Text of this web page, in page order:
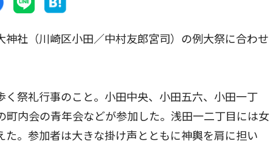
社（川崎区小田／中村友郎宮司）の例大祭に合わせ
祭礼行事のこと。小田中央、小田五六、小田一丁
内会の青年会などが参加した。浅田一二丁目には女
。参加者は大きな掛け声とともに神輿を肩に担い